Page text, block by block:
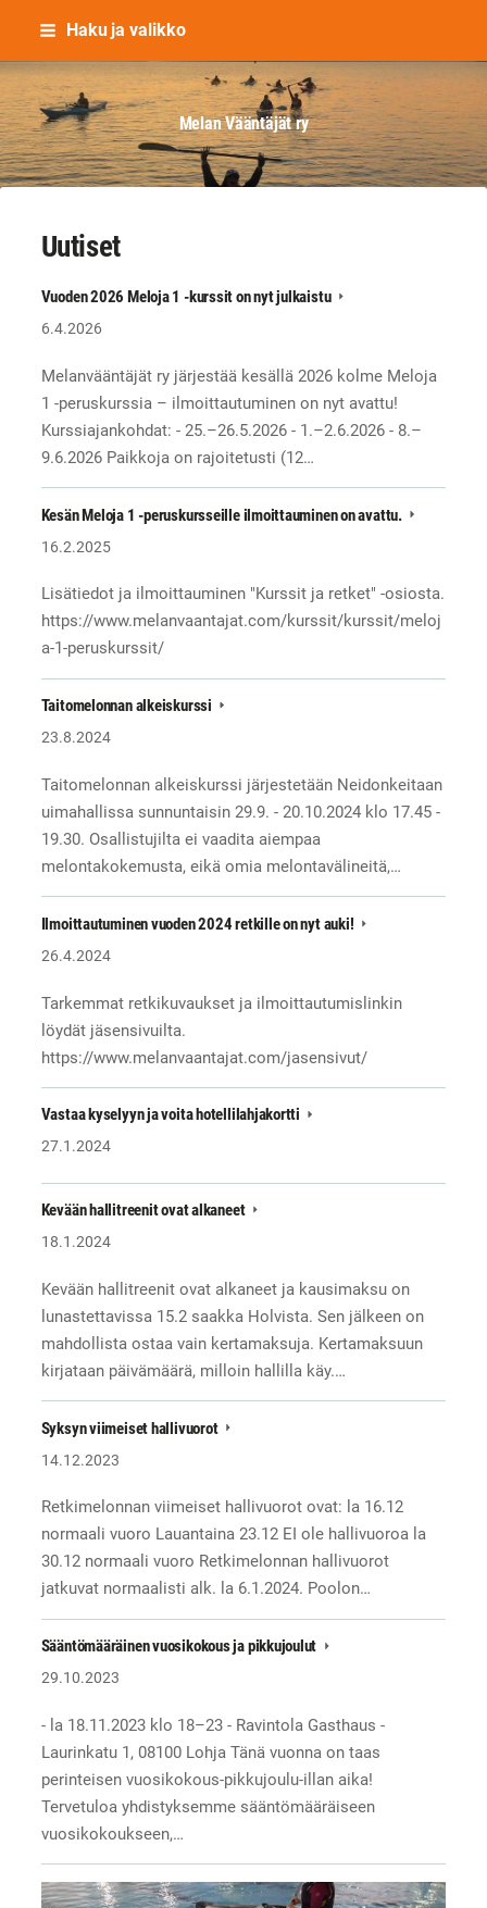
Siirry
sisältöön
Haku ja valikko
Melan Vääntäjät ry
Uutiset
Vuoden 2026 Meloja 1 -kurssit on nyt julkaistu
6.4.2026
Melanvääntäjät ry järjestää kesällä 2026 kolme Meloja
1 -peruskurssia – ilmoittautuminen on nyt avattu!
Kurssiajankohdat: - 25.–26.5.2026 - 1.–2.6.2026 - 8.–
9.6.2026 Paikkoja on rajoitetusti (12…
Kesän Meloja 1 -peruskursseille ilmoittauminen on avattu.
16.2.2025
Lisätiedot ja ilmoittauminen "Kurssit ja retket" -osiosta.
https://www.melanvaantajat.com/kurssit/kurssit/meloj
a-1-peruskurssit/
Taitomelonnan alkeiskurssi
23.8.2024
Taitomelonnan alkeiskurssi järjestetään Neidonkeitaan
uimahallissa sunnuntaisin 29.9. - 20.10.2024 klo 17.45 -
19.30. Osallistujilta ei vaadita aiempaa
melontakokemusta, eikä omia melontavälineitä,…
Ilmoittautuminen vuoden 2024 retkille on nyt auki!
26.4.2024
Tarkemmat retkikuvaukset ja ilmoittautumislinkin
löydät jäsensivuilta.
https://www.melanvaantajat.com/jasensivut/
Vastaa kyselyyn ja voita hotellilahjakortti
27.1.2024
Kevään hallitreenit ovat alkaneet
18.1.2024
Kevään hallitreenit ovat alkaneet ja kausimaksu on
lunastettavissa 15.2 saakka Holvista. Sen jälkeen on
mahdollista ostaa vain kertamaksuja. Kertamaksuun
kirjataan päivämäärä, milloin hallilla käy.…
Syksyn viimeiset hallivuorot
14.12.2023
Retkimelonnan viimeiset hallivuorot ovat: la 16.12
normaali vuoro Lauantaina 23.12 EI ole hallivuoroa la
30.12 normaali vuoro Retkimelonnan hallivuorot
jatkuvat normaalisti alk. la 6.1.2024. Poolon…
Sääntömääräinen vuosikokous ja pikkujoulut
29.10.2023
- la 18.11.2023 klo 18–23 - Ravintola Gasthaus -
Laurinkatu 1, 08100 Lohja Tänä vuonna on taas
perinteisen vuosikokous-pikkujoulu-illan aika!
Tervetuloa yhdistyksemme sääntömääräiseen
vuosikokoukseen,…